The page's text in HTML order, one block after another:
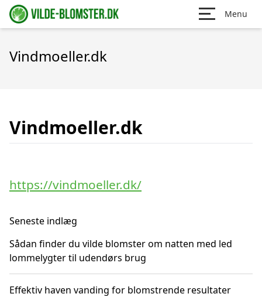
Menu
Vindmoeller.dk
Vindmoeller.dk
https://vindmoeller.dk/
Seneste indlæg
Sådan finder du vilde blomster om natten med led
lommelygter til udendørs brug
Effektiv haven vanding for blomstrende resultater